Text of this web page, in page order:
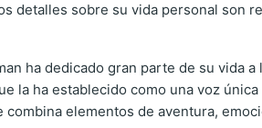
detalles sobre su vida personal son
ha dedicado gran parte de su
la ha establecido como una voz
elementos de aventura,